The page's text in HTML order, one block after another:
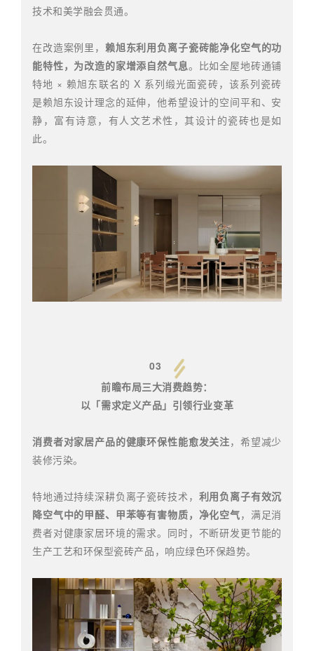
技术和美学融会贯通。
在改造案例里， 赖旭东利用负离子瓷砖能净化空气的功
能特性，为改造的家增添自然气息。比如全屋地砖通铺
特地 × 赖旭东联名的 X 系列缎光面瓷砖，该系列瓷砖
是赖旭东设计理念的延伸，他希望设计的空间平和、安
静，富有诗意，有人文艺术性，其设计的瓷砖也是如
此。
03
前瞻布局三大消费趋势：
以「需求定义产品」引领行业变革
消费者对家居产品的健康环保性能愈发关注，希望减少
装修污染。
特地通过持续深耕负离子瓷砖技术， 利用负离子有效沉
降空气中的甲醛、甲苯等有害物质，净化空气，满足消
费者对健康家居环境的需求。同时，不断研发更节能的
生产工艺和环保型瓷砖产品，响应绿色环保趋势。